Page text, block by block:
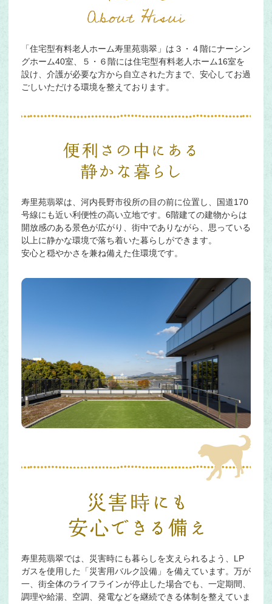
「住宅型有料老人ホーム寿里苑翡翠」は３・４階にナーシン
グホーム40室、５・６階には住宅型有料老人ホーム16室を
設け、介護が必要な方から自立された方まで、安心してお過
ごしいただける環境を整えております。
寿里苑翡翠は、河内長野市役所の目の前に位置し、国道170
号線にも近い利便性の高い立地です。6階建ての建物からは
開放感のある景色が広がり、街中でありながら、思っている
以上に静かな環境で落ち着いた暮らしができます。
安心と穏やかさを兼ね備えた住環境です。
寿里苑翡翠では、災害時にも暮らしを支えられるよう、LP
ガスを使用した「災害用バルク設備」を備えています。万が
一、街全体のライフラインが停止した場合でも、一定期間、
調理や給湯、空調、発電などを継続できる体制を整えていま